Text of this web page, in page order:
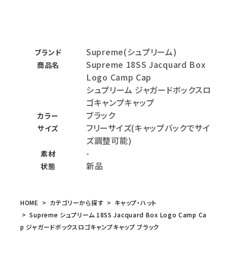
ブランド Supreme(シュプリーム)
商品名
Supreme 18SS Jacquard Box
Logo Camp Cap
シュプリーム ジャガードボックスロ
ゴキャンプキャップ
カラー ブラック
サイズ
フリーサイズ(キャップバックでサイ
ズ調整可能)
素材 -
状態 新品
HOME カテゴリーから探す
キャップ・ハット
Supreme シュプリーム 18SS Jacquard Box Logo Camp Ca
p ジャガードボックスロゴキャンプキャップ ブラック